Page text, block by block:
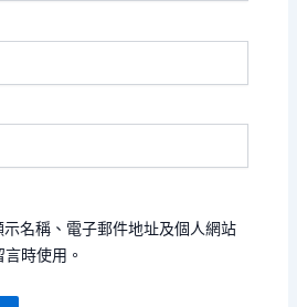
示名稱、電子郵件地址及個人網站
時使用。